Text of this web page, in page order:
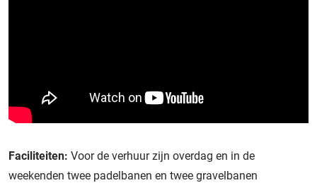
Faciliteiten: Voor de verhuur zijn overdag en in de
weekenden twee padelbanen en twee gravelbanen